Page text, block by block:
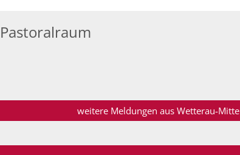
weitere Meldungen aus Wetterau-Mitte